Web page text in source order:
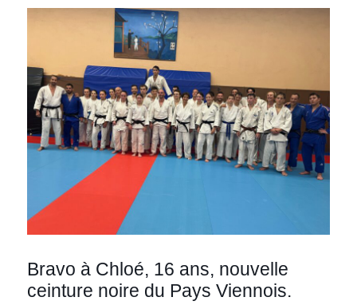
Bravo à Chloé, 16 ans, nouvelle
ceinture noire du Pays Viennois.